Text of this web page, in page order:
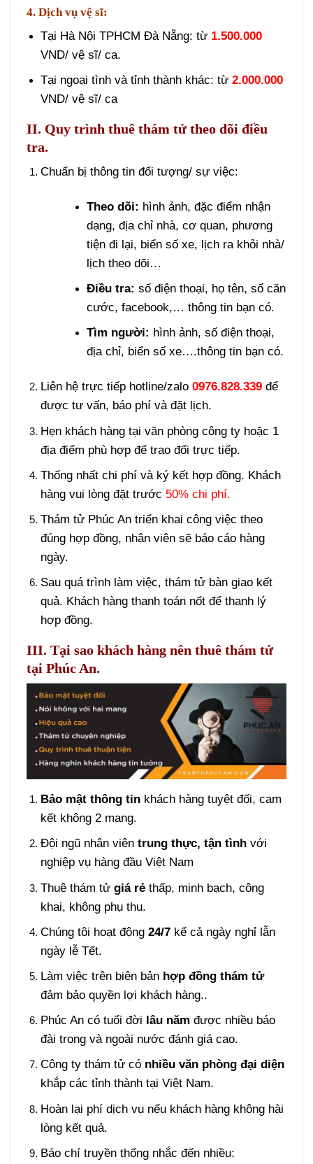
4. Dịch vụ vệ sĩ:
Tại Hà Nội TPHCM Đà Nẵng: từ 1.500.000
VND/ vệ sĩ/ ca.
Tại ngoại tình và tỉnh thành khác: từ 2.000.000
VND/ vệ sĩ/ ca
II. Quy trình thuê thám tử theo dõi điều
tra.
Chuẩn bị thông tin đối tượng/ sự việc:
Theo dõi: hình ảnh, đặc điểm nhận
dạng, địa chỉ nhà, cơ quan, phương
tiện đi lại, biển số xe, lịch ra khỏi nhà/
lịch theo dõi…
Điều tra: số điện thoại, họ tên, số căn
cước, facebook,… thông tin bạn có.
Tìm người: hình ảnh, số điện thoại,
địa chỉ, biển số xe….thông tin bạn có.
Liên hệ trực tiếp hotline/zalo 0976.828.339để
được tư vấn, báo phí và đặt lịch.
Hẹn khách hàng tại văn phòng công ty hoặc 1
địa điểm phù hợp để trao đổi trực tiếp.
Thống nhất chi phí và ký kết hợp đồng. Khách
hàng vui lòng đặt trước 50% chi phí.
Thám tử Phúc An triển khai công việc theo
đúng hợp đồng, nhân viên sẽ báo cáo hàng
ngày.
Sau quá trình làm việc, thám tử bàn giao kết
quả. Khách hàng thanh toán nốt để thanh lý
hợp đồng.
III. Tại sao khách hàng nên thuê thám tử
tại Phúc An.
Bảo mật thông tinkhách hàng tuyệt đối, cam
kết không 2 mang.
Đội ngũ nhân viên trung thực, tận tìnhvới
nghiệp vụ hàng đầu Việt Nam
Thuê thám tử giá rẻthấp, minh bạch, công
khai, không phụ thu.
Chúng tôi hoạt động 24/7kể cả ngày nghỉ lẫn
ngày lễ Tết.
Làm việc trên biên bản hợp đồng thám tử
đảm bảo quyền lợi khách hàng..
Phúc An có tuổi đời lâu năm được nhiều báo
đài trong và ngoài nước đánh giá cao.
Công ty thám tử có nhiều văn phòng đại diện
khắp các tỉnh thành tại Việt Nam.
Hoàn lại phí dịch vụ nếu khách hàng không hài
lòng kết quả.
Báo chí truyền thống nhắc đến nhiều: